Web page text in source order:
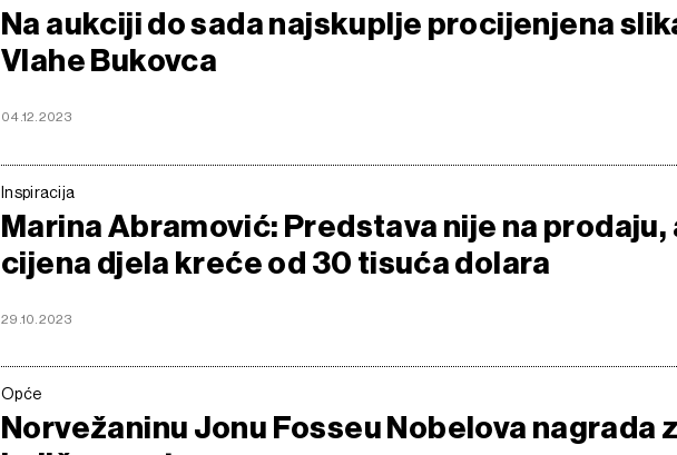
Na aukciji do sada najskuplje procijenjena
Vlahe Bukovca
04.12.2023
Inspiracija
Marina Abramović: Predstava nije na prodaju,
cijena djela kreće od 30 tisuća dolara
29.10.2023
Opće
Norvežaninu Jonu Fosseu Nobelova nagrada